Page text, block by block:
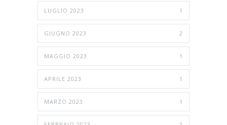
LUGLIO 2023 1
GIUGNO 2023 2
MAGGIO 2023 1
APRILE 2023 1
MARZO 2023 1